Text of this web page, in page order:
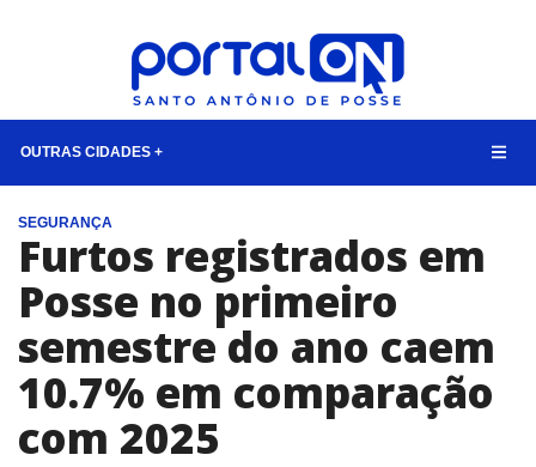
OUTRAS CIDADES +
NOTÍCIAS
LISTA DIGITAL
CONTATO
ANUNCIE
BUSCAR
SEGURANÇA
Furtos registrados em
Posse no primeiro
semestre do ano caem
10.7% em comparação
com 2025